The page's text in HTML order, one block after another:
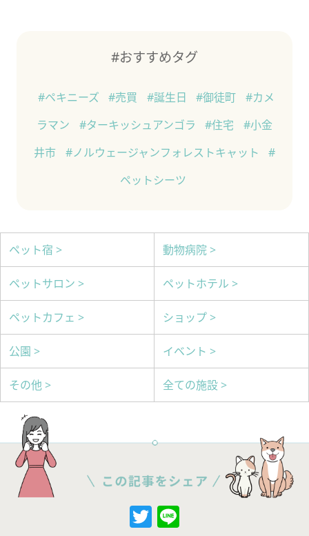
#おすすめタグ
#ペキニーズ #売買 #誕生日 #御徒町
#カメ
ラマン
#ターキッシュアンゴラ #住宅
#小金
井市
#ノルウェージャンフォレストキャット
#
ペットシーツ
ペット宿 > 動物病院 >
ペットサロン > ペットホテル >
ペットカフェ > ショップ >
公園 > イベント >
その他 > 全ての施設 >
Twitter